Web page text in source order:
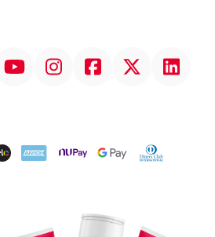
InstagramFacebookTwitter Linkedin
AMEX NuPay Google PayDiners Club